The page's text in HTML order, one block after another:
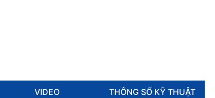
VIDEO THÔNG SỐ KỸ THUẬT